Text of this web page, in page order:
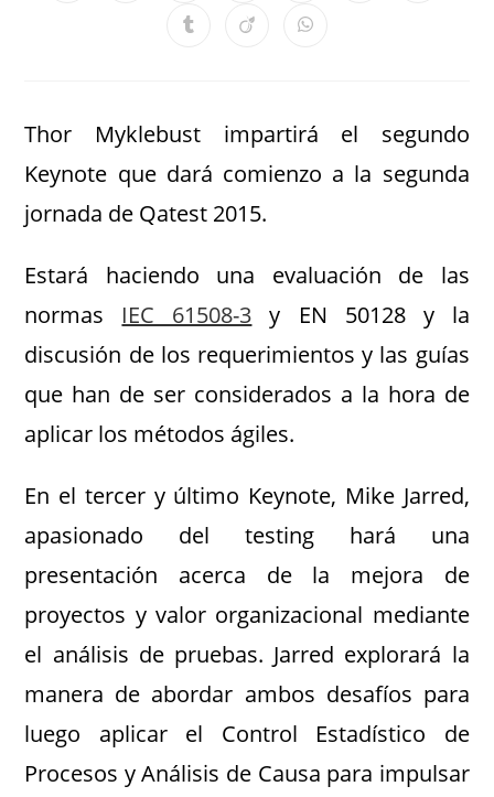
Thor Myklebust impartirá el segundo
Keynote que dará comienzo a la segunda
jornada de Qatest 2015.
Estará haciendo una evaluación de las
normas IEC 61508-3 y EN 50128 y la
discusión de los requerimientos y las guías
que han de ser considerados a la hora de
aplicar los métodos ágiles.
En el tercer y último Keynote, Mike Jarred,
apasionado del testing hará una
presentación acerca de la mejora de
proyectos y valor organizacional mediante
el análisis de pruebas. Jarred explorará la
manera de abordar ambos desafíos para
luego aplicar el Control Estadístico de
Procesos y Análisis de Causa para impulsar